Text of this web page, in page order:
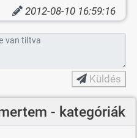
2012-08-10 16:59:16
van tiltva
Küldés
- kategóriák